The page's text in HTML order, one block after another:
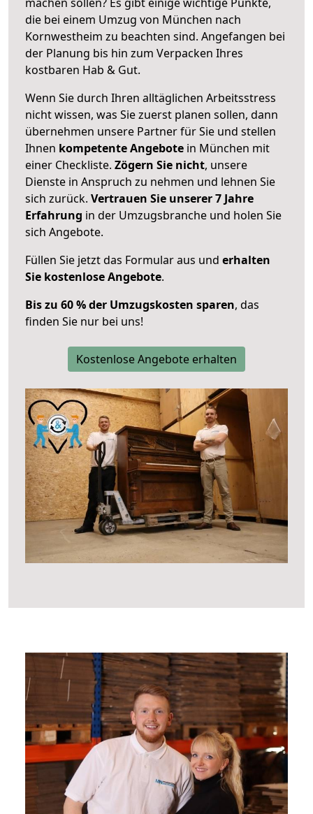
die bei einem Umzug von München nach
Kornwestheim zu beachten sind. Angefangen bei
der Planung bis hin zum Verpacken Ihres
kostbaren Hab & Gut.
Wenn Sie durch Ihren alltäglichen Arbeitsstress
nicht wissen, was Sie zuerst planen sollen, dann
übernehmen unsere Partner für Sie und stellen
Ihnen kompetente Angebote in München mit
einer Checkliste. Zögern Sie nicht, unsere
Dienste in Anspruch zu nehmen und lehnen Sie
sich zurück. Vertrauen Sie unserer 7 Jahre
Erfahrung in der Umzugsbranche und holen Sie
sich Angebote.
Füllen Sie jetzt das Formular aus und erhalten
Sie kostenlose Angebote.
Bis zu 60 % der Umzugskosten sparen, das
finden Sie nur bei uns!
Kostenlose Angebote erhalten